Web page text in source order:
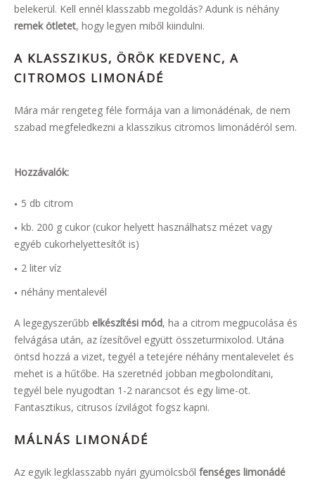
belekerül. Kell ennél klasszabb megoldás? Adunk is néhány
remek ötletet, hogy legyen miből kiindulni.
A KLASSZIKUS, ÖRÖK KEDVENC, A
CITROMOS LIMONÁDÉ
Mára már rengeteg féle formája van a limonádénak, de nem
szabad megfeledkezni a klasszikus citromos limonádéról sem.
Hozzávalók:
5 db citrom
kb. 200 g cukor (cukor helyett használhatsz mézet vagy
egyéb cukorhelyettesítőt is)
2 liter víz
néhány mentalevél
A legegyszerűbb elkészítési mód, ha a citrom megpucolása és
felvágása után, az ízesítővel együtt összeturmixolod. Utána
öntsd hozzá a vizet, tegyél a tetejére néhány mentalevelet és
mehet is a hűtőbe. Ha szeretnéd jobban megbolondítani,
tegyél bele nyugodtan 1-2 narancsot és egy lime-ot.
Fantasztikus, citrusos ízvilágot fogsz kapni.
MÁLNÁS LIMONÁDÉ
Az egyik legklasszabb nyári gyümölcsből fenséges limonádé